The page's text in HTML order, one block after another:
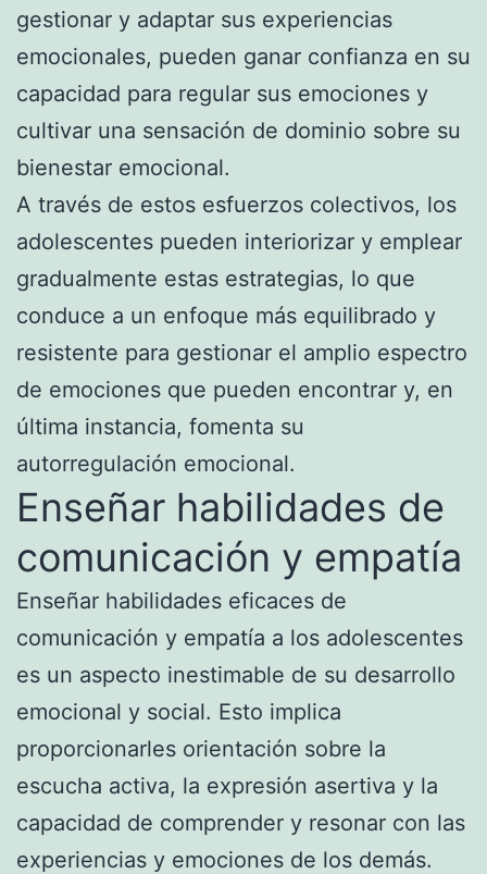
gestionar y adaptar sus experiencias
emocionales, pueden ganar confianza en su
capacidad para regular sus emociones y
cultivar una sensación de dominio sobre su
bienestar emocional.
A través de estos esfuerzos colectivos, los
adolescentes pueden interiorizar y emplear
gradualmente estas estrategias, lo que
conduce a un enfoque más equilibrado y
resistente para gestionar el amplio espectro
de emociones que pueden encontrar y, en
última instancia, fomenta su
autorregulación emocional.
Enseñar habilidades de
comunicación y empatía
Enseñar habilidades eficaces de
comunicación y empatía a los adolescentes
es un aspecto inestimable de su desarrollo
emocional y social. Esto implica
proporcionarles orientación sobre la
escucha activa, la expresión asertiva y la
capacidad de comprender y resonar con las
experiencias y emociones de los demás.